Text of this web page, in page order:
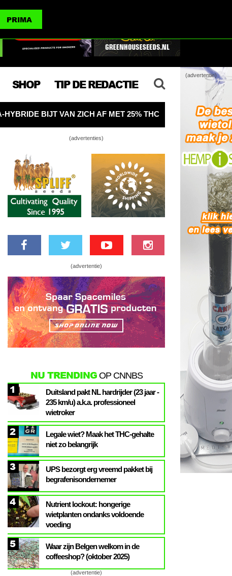
(advertentie)
SHOP TIP DE REDACTIE
25% THC OMSLAGPUNT VS: DE OPBRENGST VAN
(advertenties)
(advertentie)
NU TRENDINGOP CNNBS
1
Duitsland pakt NL hardrijder (23 jaar -
235 km/u) a.k.a. professioneel
wietroker
2
Legale wiet? Maak het THC-gehalte
niet zo belangrijk
3
UPS bezorgt erg vreemd pakket bij
begrafenisondernemer
4
Nutrient lockout: hongerige
wietplanten ondanks voldoende
voeding
5
Waar zijn Belgen welkom in de
coffeeshop? (oktober 2025)
(advertentie)
PRIMA